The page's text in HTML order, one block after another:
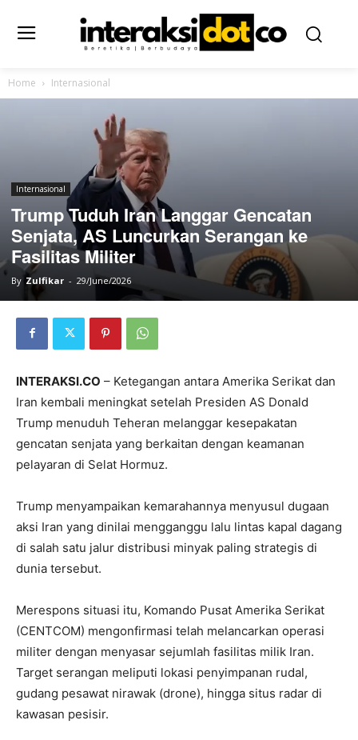
Home Internasional
Internasional
Trump Tuduh Iran Langgar Gencatan
Senjata, AS Luncurkan Serangan ke
Fasilitas Militer
By Zulfikar - 29/June/2026
INTERAKSI.CO – Ketegangan antara Amerika Serikat dan
Iran kembali meningkat setelah Presiden AS Donald
Trump menuduh Teheran melanggar kesepakatan
gencatan senjata yang berkaitan dengan keamanan
pelayaran di Selat Hormuz.
Trump menyampaikan kemarahannya menyusul dugaan
aksi Iran yang dinilai mengganggu lalu lintas kapal dagang
di salah satu jalur distribusi minyak paling strategis di
dunia tersebut.
Merespons situasi itu, Komando Pusat Amerika Serikat
(CENTCOM) mengonfirmasi telah melancarkan operasi
militer dengan menyasar sejumlah fasilitas milik Iran.
Target serangan meliputi lokasi penyimpanan rudal,
gudang pesawat nirawak (drone), hingga situs radar di
kawasan pesisir.